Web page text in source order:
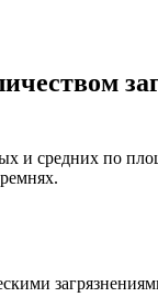
и средних по